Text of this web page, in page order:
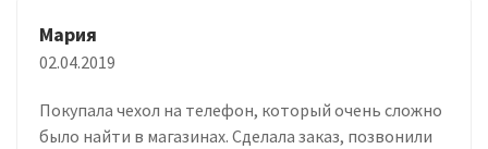
Мария
02.04.2019
Покупала чехол на телефон, который очень сложно
было найти в магазинах. Сделала заказ, позвонили